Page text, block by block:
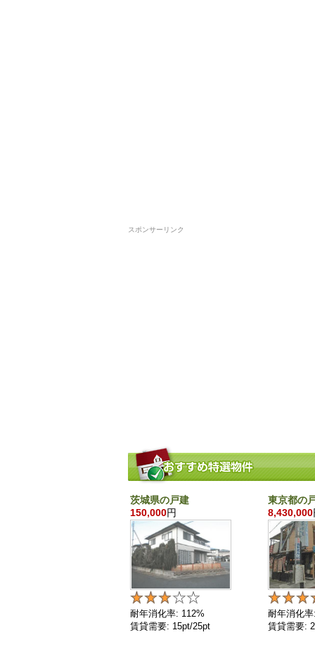
スポンサーリンク
茨城県の戸建
150,000円
耐年消化率: 112%
賃貸需要: 15pt/25pt
東京都の
8,430,000
耐年消化
賃貸需要: